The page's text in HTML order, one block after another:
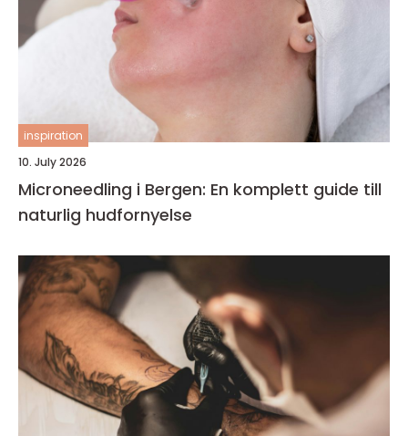
inspiration
10. July 2026
Microneedling i Bergen: En komplett guide till
naturlig hudfornyelse